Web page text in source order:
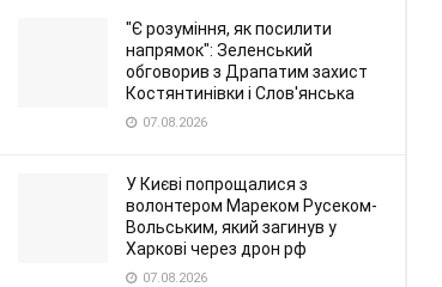
"Є розуміння, як посилити
напрямок": Зеленський
обговорив з Драпатим захист
Костянтинівки і Слов'янська
07.08.2026
У Києві попрощалися з
волонтером Мареком Русеком-
Вольським, який загинув у
Харкові через дрон рф
07.08.2026